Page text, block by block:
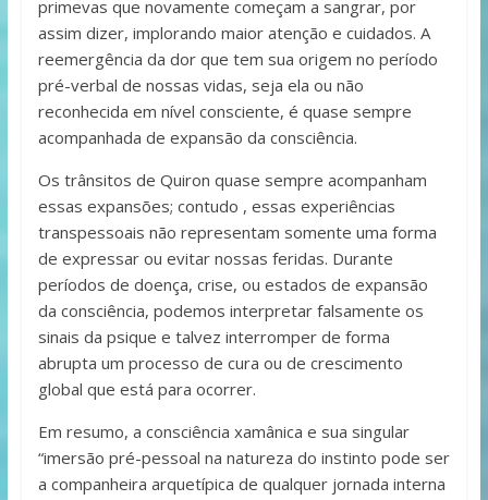
primevas que novamente começam a sangrar, por
assim dizer, implorando maior atenção e cuidados. A
reemergência da dor que tem sua origem no período
pré-verbal de nossas vidas, seja ela ou não
reconhecida em nível consciente, é quase sempre
acompanhada de expansão da consciência.
Os trânsitos de Quiron quase sempre acompanham
essas expansões; contudo , essas experiências
transpessoais não representam somente uma forma
de expressar ou evitar nossas feridas. Durante
períodos de doença, crise, ou estados de expansão
da consciência, podemos interpretar falsamente os
sinais da psique e talvez interromper de forma
abrupta um processo de cura ou de crescimento
global que está para ocorrer.
Em resumo, a consciência xamânica e sua singular
“imersão pré-pessoal na natureza do instinto pode ser
a companheira arquetípica de qualquer jornada interna